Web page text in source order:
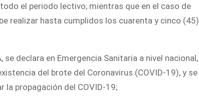
el periodo lectivo; mientras que en el caso de
realizar hasta cumplidos los cuarenta y cinco (45)
declara en Emergencia Sanitaria a nivel nacional,
del brote del Coronavirus (COVID-19), y se
la propagación del COVID-19;